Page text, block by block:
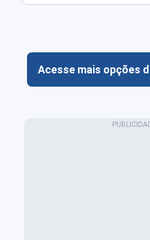
Acesse mais opções